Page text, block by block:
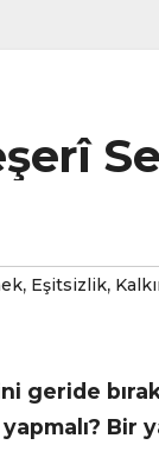
, Eşitsizlik,
geride
Bir